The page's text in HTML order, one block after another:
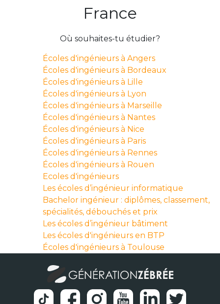
France
Où souhaites-tu étudier?
Écoles d'ingénieurs à Angers
Écoles d'ingénieurs à Bordeaux
Écoles d'ingénieurs à Lille
Écoles d'ingénieurs à Lyon
Écoles d'ingénieurs à Marseille
Écoles d'ingénieurs à Nantes
Écoles d'ingénieurs à Nice
Écoles d'ingénieurs à Paris
Écoles d'ingénieurs à Rennes
Écoles d'ingénieurs à Rouen
Ecoles d'ingénieurs
Les écoles d’ingénieur informatique
Bachelor ingénieur : diplômes, classement,
spécialités, débouchés et prix
Les écoles d’ingénieur bâtiment
Les écoles d'ingénieurs en BTP
Écoles d'ingénieurs à Toulouse